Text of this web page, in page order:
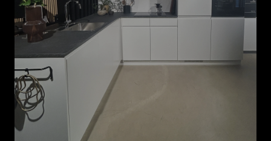
-30% op alle
en kraan*